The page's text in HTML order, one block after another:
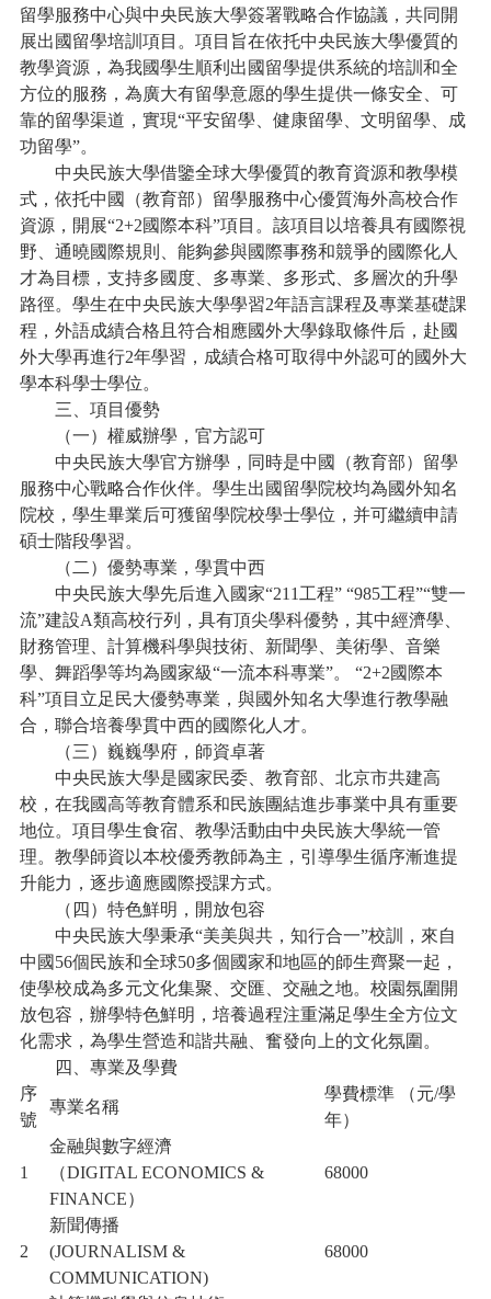
留學服務中心與中央民族大學簽署戰略合作協議，共同開
展出國留學培訓項目。項目旨在依托中央民族大學優質的
教學資源，為我國學生順利出國留學提供系統的培訓和全
方位的服務，為廣大有留學意愿的學生提供一條安全、可
靠的留學渠道，實現“平安留學、健康留學、文明留學、成
功留學”。
中央民族大學借鑒全球大學優質的教育資源和教學模
式，依托中國（教育部）留學服務中心優質海外高校合作
資源，開展“2+2國際本科”項目。該項目以培養具有國際視
野、通曉國際規則、能夠參與國際事務和競爭的國際化人
才為目標，支持多國度、多專業、多形式、多層次的升學
路徑。學生在中央民族大學學習2年語言課程及專業基礎課
程，外語成績合格且符合相應國外大學錄取條件后，赴國
外大學再進行2年學習，成績合格可取得中外認可的國外大
學本科學士學位。
三、項目優勢
（一）權威辦學，官方認可
中央民族大學官方辦學，同時是中國（教育部）留學
服務中心戰略合作伙伴。學生出國留學院校均為國外知名
院校，學生畢業后可獲留學院校學士學位，并可繼續申請
碩士階段學習。
（二）優勢專業，學貫中西
中央民族大學先后進入國家“211工程” “985工程”“雙一
流”建設A類高校行列，具有頂尖學科優勢，其中經濟學、
財務管理、計算機科學與技術、新聞學、美術學、音樂
學、舞蹈學等均為國家級“一流本科專業”。 “2+2國際本
科”項目立足民大優勢專業，與國外知名大學進行教學融
合，聯合培養學貫中西的國際化人才。
（三）巍巍學府，師資卓著
中央民族大學是國家民委、教育部、北京市共建高
校，在我國高等教育體系和民族團結進步事業中具有重要
地位。項目學生食宿、教學活動由中央民族大學統一管
理。教學師資以本校優秀教師為主，引導學生循序漸進提
升能力，逐步適應國際授課方式。
（四）特色鮮明，開放包容
中央民族大學秉承“美美與共，知行合一”校訓，來自
中國56個民族和全球50多個國家和地區的師生齊聚一起，
使學校成為多元文化集聚、交匯、交融之地。校園氛圍開
放包容，辦學特色鮮明，培養過程注重滿足學生全方位文
化需求，為學生營造和諧共融、奮發向上的文化氛圍。
四、專業及學費
序
號
專業名稱
學費標準 （元/學
年）
1
金融與數字經濟
（DIGITAL ECONOMICS &
FINANCE）
68000
2
新聞傳播
(JOURNALISM &
COMMUNICATION)
68000